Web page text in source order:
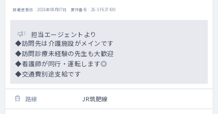
掲載更新日 : 2026年08月07日 案件番号 : 26-SF637430
担当エージェントより
◆訪問先は介護施設がメインです
◆訪問診療未経験の先生も大歓迎
◆看護師が同行・運転します◎
◆交通費別途支給です
路線 JR筑肥線